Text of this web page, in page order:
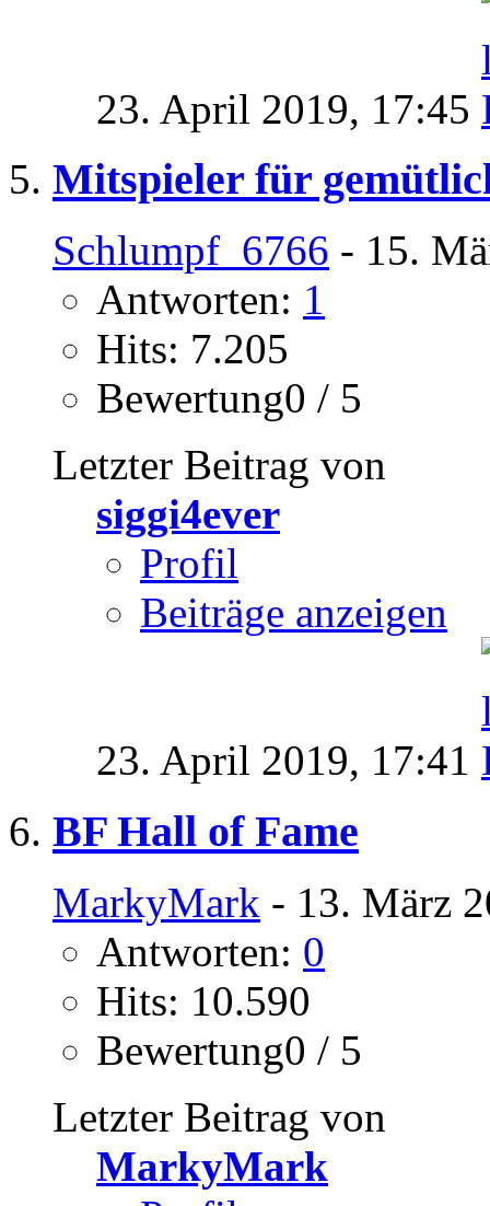
23. April 2019, 17:45
Mitspieler für
Schlumpf_6766 - 15.
Antworten: 1
Hits: 7.205
Bewertung0 / 5
Letzter Beitrag von
siggi4ever
Profil
Beiträge anzeigen
23. April 2019, 17:41
BF Hall of Fame
MarkyMark - 13. März
Antworten: 0
Hits: 10.590
Bewertung0 / 5
Letzter Beitrag von
MarkyMark